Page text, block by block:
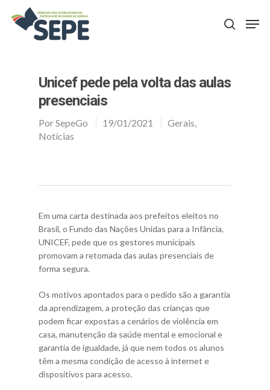
Unicef pede pela volta das aulas
presenciais
PorSepeGo 19/01/2021 Gerais,
Notícias
Em uma carta destinada aos prefeitos eleitos no
Brasil, o Fundo das Nações Unidas para a Infância,
UNICEF, pede que os gestores municipais
promovam a retomada das aulas presenciais de
forma segura.
Os motivos apontados para o pedido são a garantia
da aprendizagem, a proteção das crianças que
podem ficar expostas a cenários de violência em
casa, manutenção da saúde mental e emocional e
garantia de igualdade, já que nem todos os alunos
têm a mesma condição de acesso à internet e
dispositivos para acesso.